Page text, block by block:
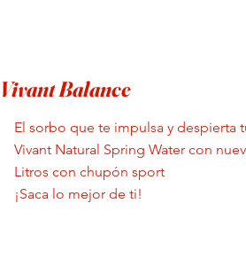
Vivant Balance
El sorbo que te impulsa y despierta
Vivant Natural Spring Water con
Litros con chupón sport
¡Saca lo mejor de ti!